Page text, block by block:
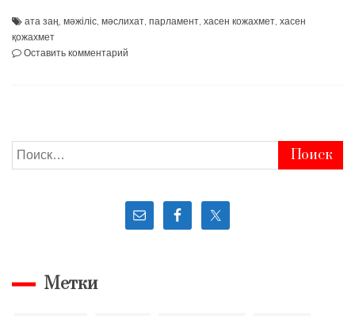
ата заң, мәжіліс, мәслихат, парламент, хасен кожахмет, хасен
қожахмет
Оставить комментарий
Найти:
Метки